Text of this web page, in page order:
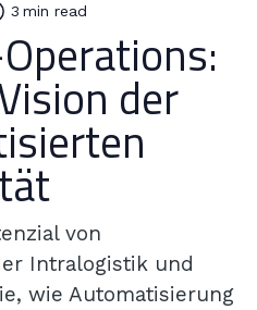
3 min read
der
von
Intralogistik und
wie Automatisierung